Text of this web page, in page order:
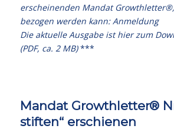
erscheinenden Mandat
bezogen werden kann:Anmeldung
Die aktuelle Ausgabe ist hier zum
(PDF, ca. 2 MB)***
Mandat Growthletter®
stiften“ erschienen